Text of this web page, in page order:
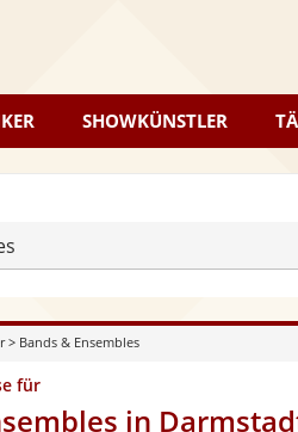
SHOWKÜNSTLER
> Bands & Ensembles
für
in